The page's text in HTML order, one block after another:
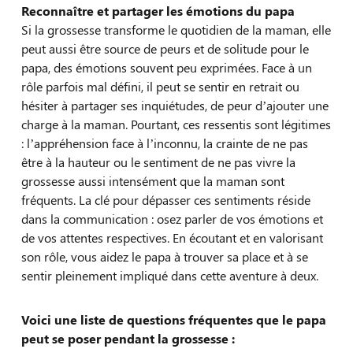
Reconnaître et partager les émotions du papa
Si la grossesse transforme le quotidien de la maman, elle
peut aussi être source de peurs et de solitude pour le
papa, des émotions souvent peu exprimées. Face à un
rôle parfois mal défini, il peut se sentir en retrait ou
hésiter à partager ses inquiétudes, de peur d’ajouter une
charge à la maman. Pourtant, ces ressentis sont légitimes
: l’appréhension face à l’inconnu, la crainte de ne pas
être à la hauteur ou le sentiment de ne pas vivre la
grossesse aussi intensément que la maman sont
fréquents. La clé pour dépasser ces sentiments réside
dans la communication : osez parler de vos émotions et
de vos attentes respectives. En écoutant et en valorisant
son rôle, vous aidez le papa à trouver sa place et à se
sentir pleinement impliqué dans cette aventure à deux.
Voici une liste de questions fréquentes que le papa
peut se poser pendant la grossesse :